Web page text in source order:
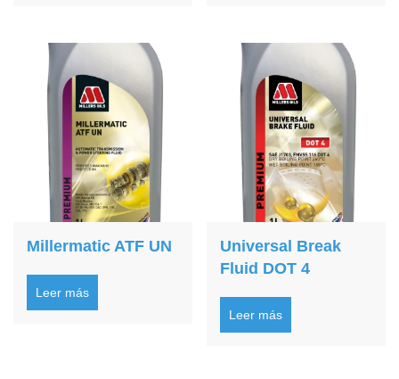
Millermatic ATF UN
Leer más
Universal Break
Fluid DOT 4
Leer más